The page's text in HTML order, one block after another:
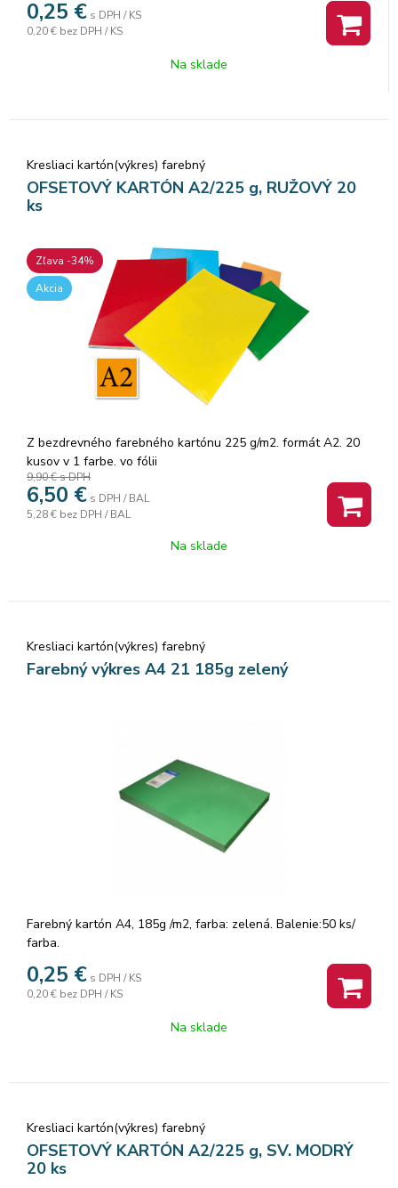
0,25 € s DPH / KS
0,20 € bez DPH / KS
Na sklade
Kresliaci kartón(výkres) farebný
OFSETOVÝ KARTÓN A2/225 g, RUŽOVÝ 20
ks
Zľava -34%
Akcia
Z bezdrevného farebného kartónu 225 g/m2. formát A2. 20
kusov v 1 farbe. vo fólii
9,90 €s DPH
6,50 € s DPH / BAL
5,28 € bez DPH / BAL
Na sklade
Kresliaci kartón(výkres) farebný
Farebný výkres A4 21 185g zelený
Farebný kartón A4, 185g /m2, farba: zelená. Balenie:50 ks/
farba.
0,25 € s DPH / KS
0,20 € bez DPH / KS
Na sklade
Kresliaci kartón(výkres) farebný
OFSETOVÝ KARTÓN A2/225 g, SV. MODRÝ
20 ks